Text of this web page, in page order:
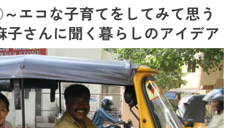
エコな子育てをしてみて思う
子さんに聞く暮らしのアイデア